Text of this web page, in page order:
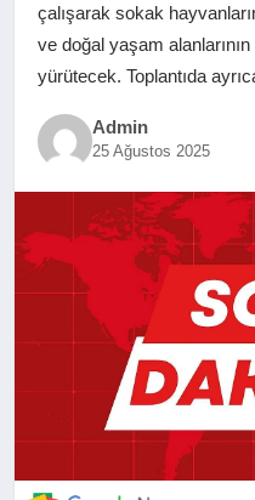
EĞITIM
YAŞAM
çalışarak sokak
ve doğal yaşam
yürütecek. Toplantıda
Admin
25 Ağustos 2025